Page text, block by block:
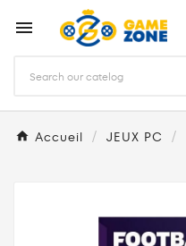

Accueil JEUX PC